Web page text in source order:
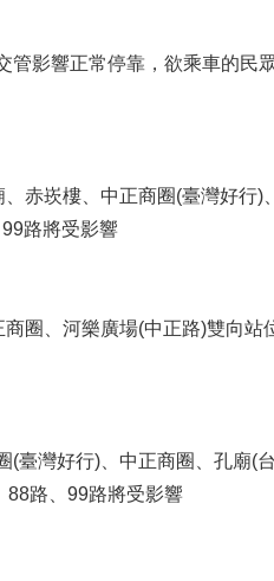
管影響正常停靠，欲乘車的民
赤崁樓、中正商圈(臺灣好行)
路將受影響
圈、河樂廣場(中正路)雙向站
(臺灣好行)、中正商圈、孔廟(
88路、99路將受影響